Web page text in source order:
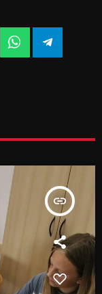
insert_link